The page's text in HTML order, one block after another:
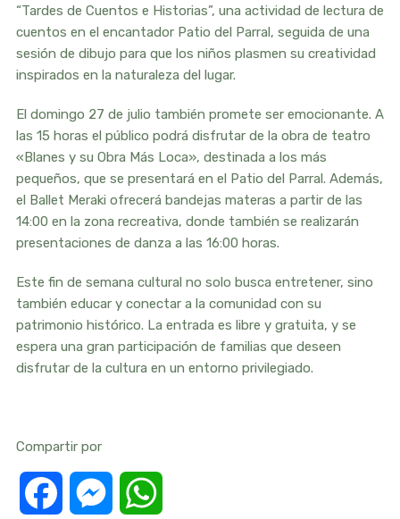
“Tardes de Cuentos e Historias”, una actividad de lectura de
cuentos en el encantador Patio del Parral, seguida de una
sesión de dibujo para que los niños plasmen su creatividad
inspirados en la naturaleza del lugar.
El domingo 27 de julio también promete ser emocionante. A
las 15 horas el público podrá disfrutar de la obra de teatro
«Blanes y su Obra Más Loca», destinada a los más
pequeños, que se presentará en el Patio del Parral. Además,
el Ballet Meraki ofrecerá bandejas materas a partir de las
14:00 en la zona recreativa, donde también se realizarán
presentaciones de danza a las 16:00 horas.
Este fin de semana cultural no solo busca entretener, sino
también educar y conectar a la comunidad con su
patrimonio histórico. La entrada es libre y gratuita, y se
espera una gran participación de familias que deseen
disfrutar de la cultura en un entorno privilegiado.
Compartir por
Facebook Messenger